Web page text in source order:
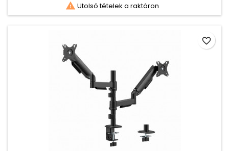
 Utolsó tételek a raktáron
favorite_border